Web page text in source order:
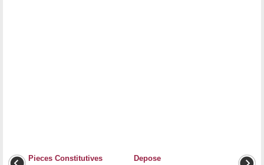
Pieces Constitutives
Depose